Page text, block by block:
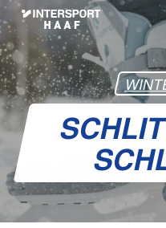
Skip
to
main
content
Warenkorb